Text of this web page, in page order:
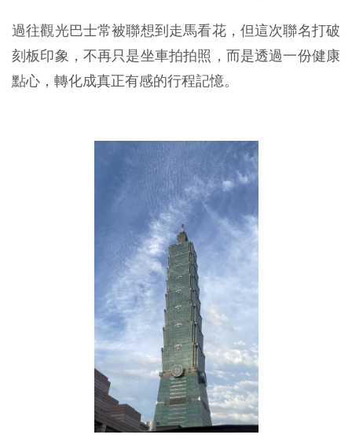
過往觀光巴士常被聯想到走馬看花，但這次聯名打破
刻板印象，不再只是坐車拍拍照，而是透過一份健康
點心，轉化成真正有感的行程記憶。